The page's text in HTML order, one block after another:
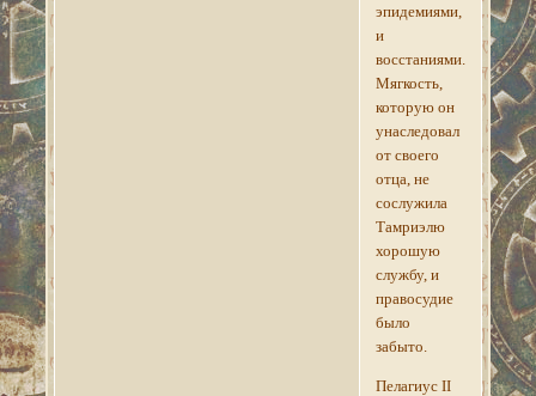
эпидемиями,
и
восстаниями.
Мягкость,
которую он
унаследовал
от своего
отца, не
сослужила
Тамриэлю
хорошую
службу, и
правосудие
было
забыто.
Пелагиус II